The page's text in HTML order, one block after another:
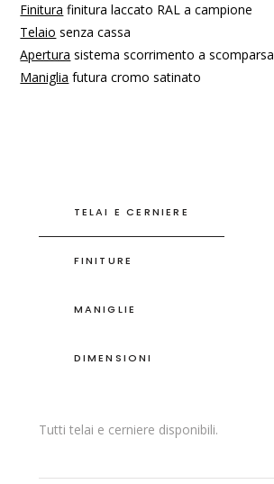
Finitura finitura laccato RAL a campione
Telaio senza cassa
Apertura sistema scorrimento a scomparsa
Maniglia futura cromo satinato
TELAI E CERNIERE
FINITURE
MANIGLIE
DIMENSIONI
Tutti telai e cerniere disponibili.